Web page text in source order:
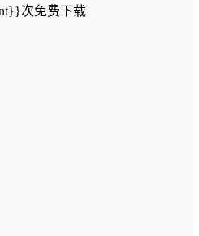
次免费下载